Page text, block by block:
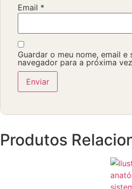
Email *
Guardar o meu nome, email e
navegador para a próxima
Produtos